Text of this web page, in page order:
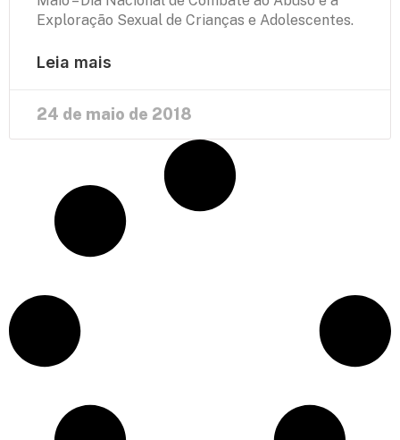
Exploração Sexual de Crianças e Adolescentes.
Leia mais
24 de maio de 2018